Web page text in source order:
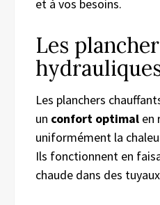
et à vos besoins.
Les
Les planchers
un confort optimal en
uniformément la
Ils fonctionnent en
chaude dans des